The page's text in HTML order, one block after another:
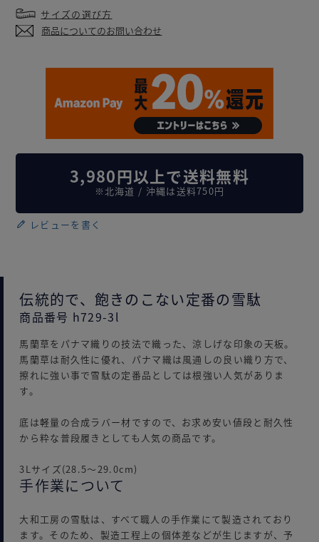
サイズの選び方
商品についてのお問い合わせ
3,980円以上で送料無料
※北海道 / 沖縄は送料750円
レビューを書く
伝統的で、飽きのこない定番の雪駄
商品番号 h729-3l
馬蘭草をパナマ織りの技法で織った、涼しげな印象の天板。
馬蘭草は耐久性に優れ、パナマ織は風通しの良い織り方で、
擦れに強い事で雪駄の定番品としては根強い人気がありま
す。
底は軽量の合成ラバー材ですので、お求め安い値段と耐久性
から粋な普段履きとしても人気の商品です。
3Lサイズ(28.5～29.0cm)
手作業について
大和工房の雪駄は、すべて職人の手作業にて製造されており
ます。そのため、製造工程上の個体差などが生じますが、予